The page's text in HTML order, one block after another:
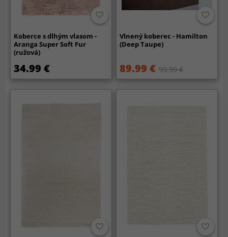
Koberce s dlhým vlasom -
Aranga Super Soft Fur
(ružová)
34.99 €
Vlnený koberec - Hamilton
(Deep Taupe)
89.99 € 99.99 €